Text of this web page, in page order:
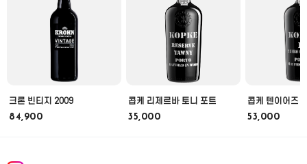
크론 빈티지 2009
84,900
콥케 리제르바 토니 포트
35,000
콥케 텐이어즈
53,000